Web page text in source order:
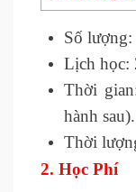
Số
Lịch học:
Thời
hành sau).
Thời
2. Học Phí